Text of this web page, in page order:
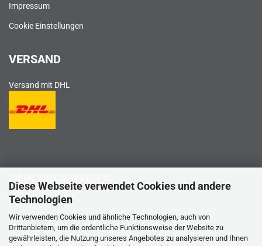
Diese Webseite verwendet Cookies und andere
Technologien
Wir verwenden Cookies und ähnliche Technologien, auch von
Drittanbietern, um die ordentliche Funktionsweise der Website zu
gewährleisten, die Nutzung unseres Angebotes zu analysieren und Ihnen
Impressum
Cookie Einstellungen
VERSAND
Versand mit DHL
ZAHLUNGSWEISEN
PayPal